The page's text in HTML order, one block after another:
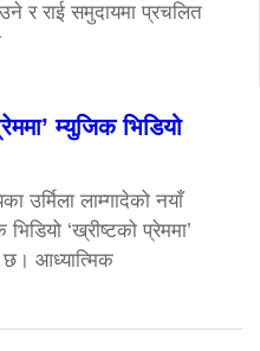
र राई समुदायमा प्रचलित
म्युजिक भिडियो
उर्मिला लाम्गादेको नयाँ
‘ख्रीष्टको प्रेममा’
छ। आध्यात्मिक